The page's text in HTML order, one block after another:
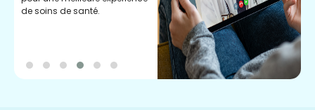
de soins de santé.